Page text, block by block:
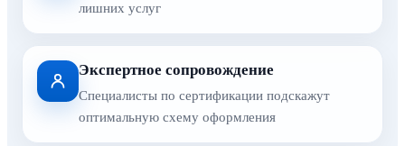
лишних услуг
Экспертное сопровождение
Специалисты по сертификации подскажут
оптимальную схему оформления